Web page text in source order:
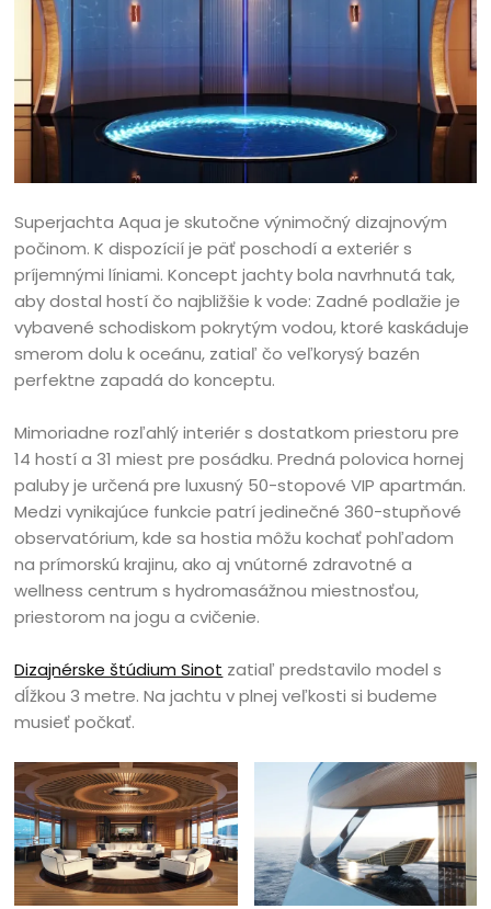
Superjachta Aqua je skutočne výnimočný dizajnovým
počinom. K dispozícií je päť poschodí a exteriér s
príjemnými líniami. Koncept jachty bola navrhnutá tak,
aby dostal hostí čo najbližšie k vode: Zadné podlažie je
vybavené schodiskom pokrytým vodou, ktoré kaskáduje
smerom dolu k oceánu, zatiaľ čo veľkorysý bazén
perfektne zapadá do konceptu.
Mimoriadne rozľahlý interiér s dostatkom priestoru pre
14 hostí a 31 miest pre posádku. Predná polovica hornej
paluby je určená pre luxusný 50-stopové VIP apartmán.
Medzi vynikajúce funkcie patrí jedinečné 360-stupňové
observatórium, kde sa hostia môžu kochať pohľadom
na prímorskú krajinu, ako aj vnútorné zdravotné a
wellness centrum s hydromasážnou miestnosťou,
priestorom na jogu a cvičenie.
Dizajnérske štúdium Sinot zatiaľ predstavilo model s
dĺžkou 3 metre. Na jachtu v plnej veľkosti si budeme
musieť počkať.